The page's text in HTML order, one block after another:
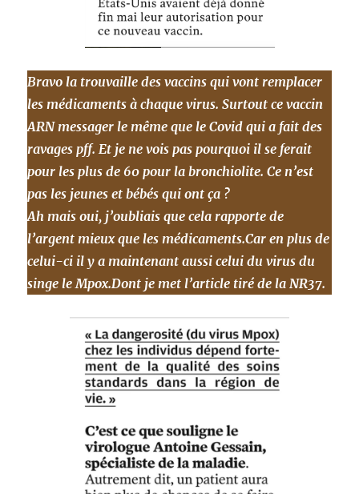
Bravo la trouvaille des vaccins qui vont remplacer
les médicaments à chaque virus. Surtout ce vaccin
ARN messager le même que le Covid qui a fait des
ravages pff. Et je ne vois pas pourquoi il se ferait
pour les plus de 60 pour la bronchiolite. Ce n’est
pas les jeunes et bébés qui ont ça ?
Ah mais oui, j’oubliais que cela rapporte de
l’argent mieux que les médicaments.Car en plus de
celui-ci il y a maintenant aussi celui du virus du
singe le Mpox.Dont je met l’article tiré de la NR37.